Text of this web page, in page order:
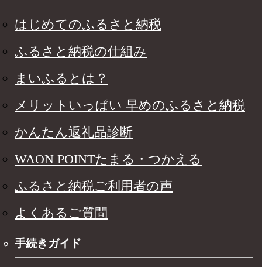
はじめてのふるさと納税
ふるさと納税の仕組み
まいふるとは？
メリットいっぱい 早めのふるさと納税
かんたん返礼品診断
WAON POINTたまる・つかえる
ふるさと納税ご利用者の声
よくあるご質問
手続きガイド